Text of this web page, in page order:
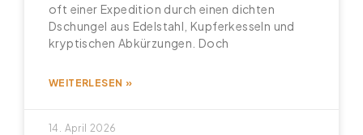
oft einer Expedition durch einen dichten
Dschungel aus Edelstahl, Kupferkesseln und
kryptischen Abkürzungen. Doch
WEITERLESEN »
14. April 2026